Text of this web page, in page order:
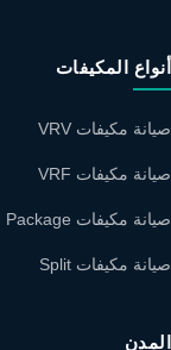
أنواع المكيفات
صيانة مكيفات VRV
صيانة مكيفات VRF
صيانة مكيفات Package
صيانة مكيفات Split
المدن